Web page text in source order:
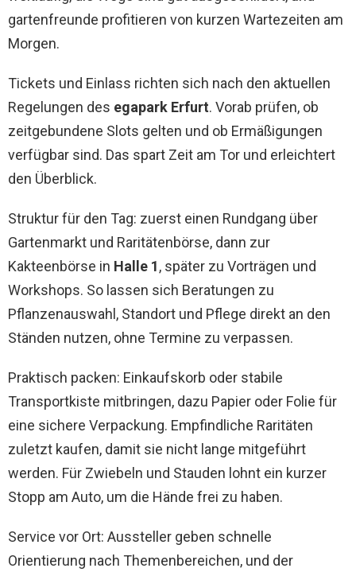
gartenfreunde profitieren von kurzen Wartezeiten am
Morgen.
Tickets und Einlass richten sich nach den aktuellen
Regelungen des egapark Erfurt. Vorab prüfen, ob
zeitgebundene Slots gelten und ob Ermäßigungen
verfügbar sind. Das spart Zeit am Tor und erleichtert
den Überblick.
Struktur für den Tag: zuerst einen Rundgang über
Gartenmarkt und Raritätenbörse, dann zur
Kakteenbörse in Halle 1, später zu Vorträgen und
Workshops. So lassen sich Beratungen zu
Pflanzenauswahl, Standort und Pflege direkt an den
Ständen nutzen, ohne Termine zu verpassen.
Praktisch packen: Einkaufskorb oder stabile
Transportkiste mitbringen, dazu Papier oder Folie für
eine sichere Verpackung. Empfindliche Raritäten
zuletzt kaufen, damit sie nicht lange mitgeführt
werden. Für Zwiebeln und Stauden lohnt ein kurzer
Stopp am Auto, um die Hände frei zu haben.
Service vor Ort: Aussteller geben schnelle
Orientierung nach Themenbereichen, und der